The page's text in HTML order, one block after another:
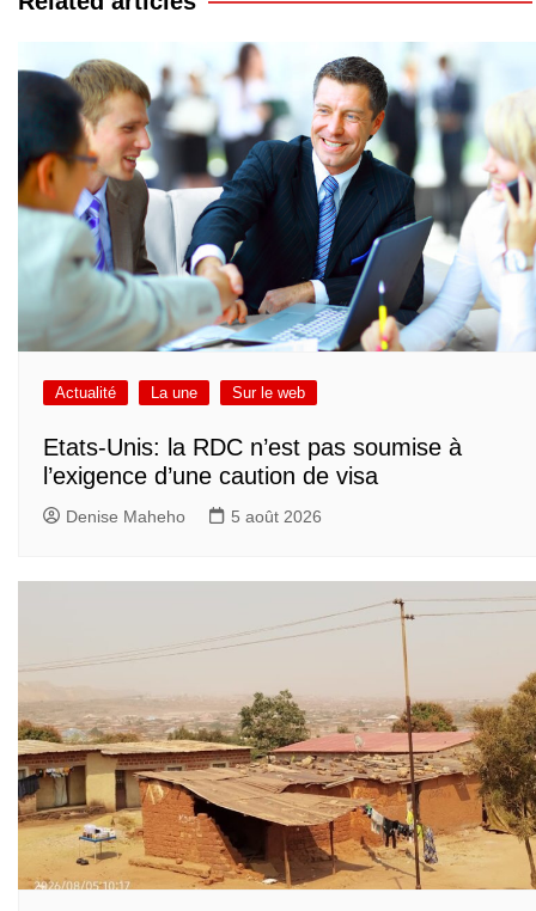
Actualité La une Sur le web
Etats-Unis: la RDC n’est pas soumise à
l’exigence d’une caution de visa
Denise Maheho 5 août 2026